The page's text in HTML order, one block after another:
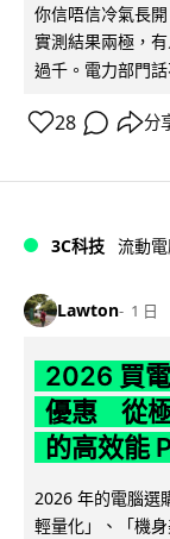
你信唔信冷氣長
實測結果兩極，
過千。電力部門
28 分
3C科技 流動
Lawton 1 日
2026 買
優惠 從極
的高效能
2026 年的電腦選
輕量化」、「機